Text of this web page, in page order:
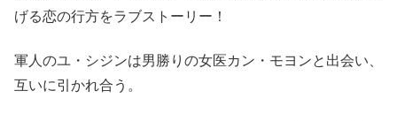
げる恋の行方をラブストーリー！
軍人のユ・シジンは男勝りの女医カン・モヨンと出会い、
互いに引かれ合う。